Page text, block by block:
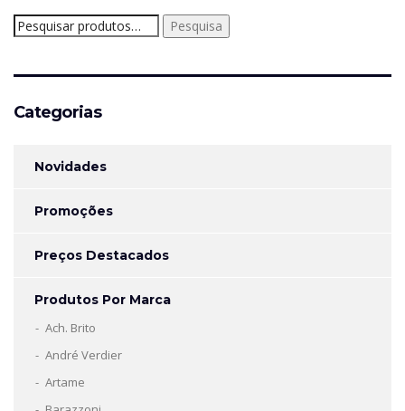
Pesquisar
por:
Pesquisa
Categorias
Novidades
Promoções
Preços Destacados
Produtos Por Marca
Ach. Brito
André Verdier
Artame